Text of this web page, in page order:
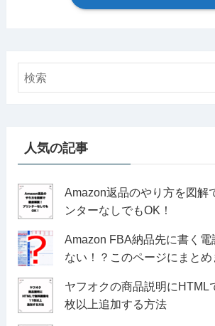
人気の記事
Amazon返品のやり方を図解
ンターなしでもOK！
Amazon FBA納品先に書く電
ない！？このページにまとめ
ヤフオクの商品説明にHTML
枚以上追加する方法